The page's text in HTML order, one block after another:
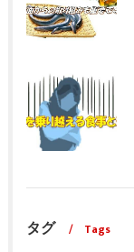
タグ Tags